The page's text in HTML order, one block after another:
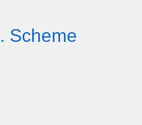
Scheme